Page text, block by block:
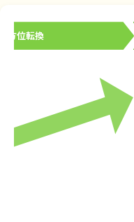
方位転換